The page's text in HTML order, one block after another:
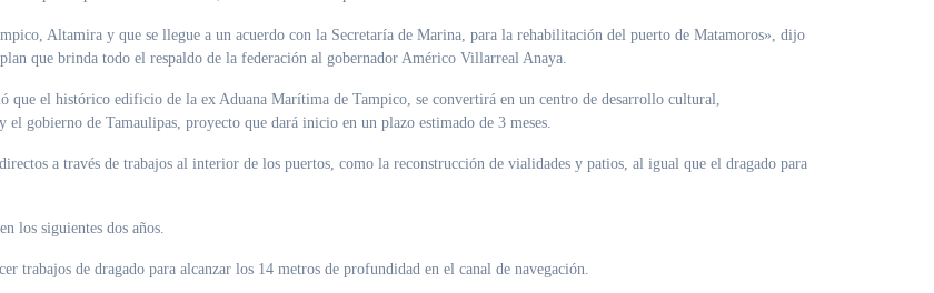
Altamira y que se llegue a un acuerdo con la Secretaría de Marina, para la rehabilitación del puerto de Matamoros», dijo
que brinda todo el respaldo de la federación al gobernador Américo Villarreal Anaya.
que el histórico edificio de la ex Aduana Marítima de Tampico, se convertirá en un centro de desarrollo cultural,
gobierno de Tamaulipas, proyecto que dará inicio en un plazo estimado de 3 meses.
a través de trabajos al interior de los puertos, como la reconstrucción de vialidades y patios, al igual que el dragado para
los siguientes dos años.
trabajos de dragado para alcanzar los 14 metros de profundidad en el canal de navegación.